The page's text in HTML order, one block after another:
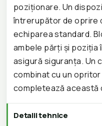
poziționare. Un
întrerupător de oprire
echiparea standard.
ambele părți și poziția
asigură siguranța. Un
combinat cu un
completează această
Detalii tehnice